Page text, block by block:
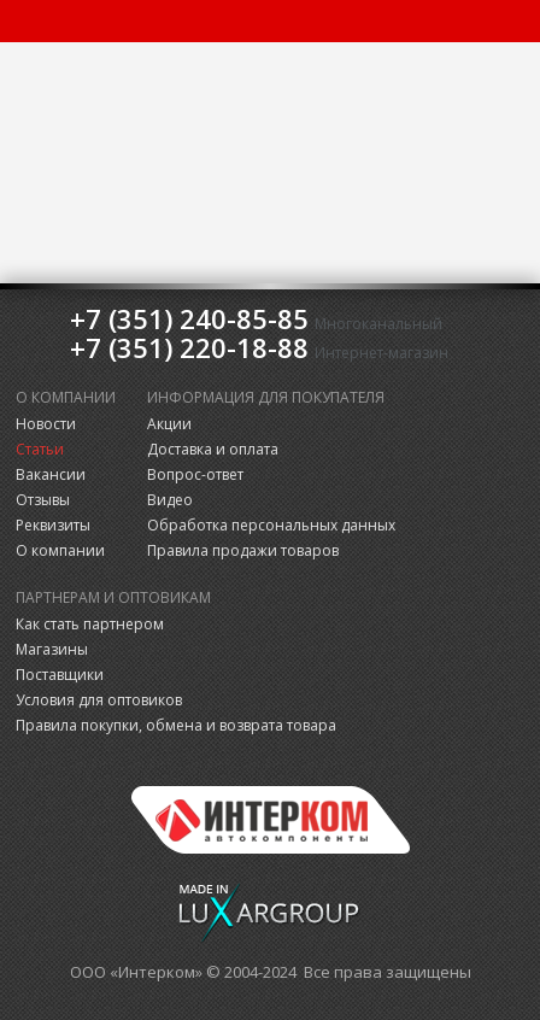
+7 (351) 240-85-85 Многоканальный
+7 (351) 220-18-88 Интернет-магазин
О КОМПАНИИ
Новости
Статьи
Вакансии
Отзывы
Реквизиты
О компании
ИНФОРМАЦИЯ ДЛЯ ПОКУПАТЕЛЯ
Акции
Доставка и оплата
Вопрос-ответ
Видео
Обработка персональных данных
Правила продажи товаров
ПАРТНЕРАМ И ОПТОВИКАМ
Как стать партнером
Магазины
Поставщики
Условия для оптовиков
Правила покупки, обмена и возврата товара
ООО «Интерком» © 2004-2024 Все права защищены